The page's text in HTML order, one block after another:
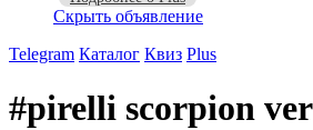
Скрыть объявление
Telegram Каталог Квиз Plus
#pirelli scorpion